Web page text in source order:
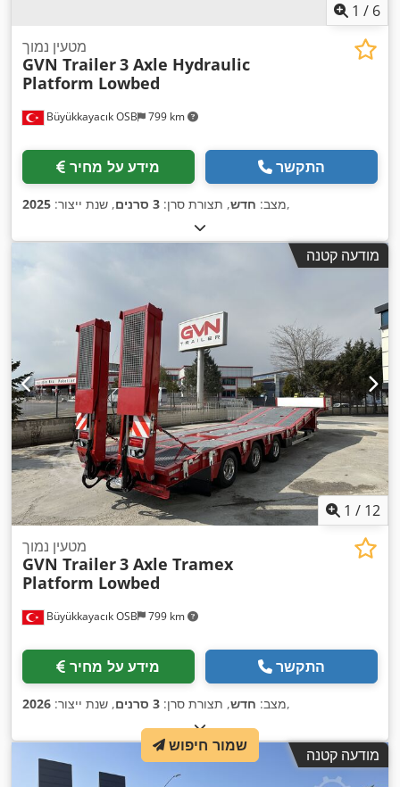
1 / 6
Büyükkayacık OSB 799 km
מטעין נמוך
GVN Trailer3 Axle Hydraulic
Platform Lowbed
מידע על מחיר התקשר
מצב: חדש, תצורת סרן: 3 סרנים , שנת ייצור: 2025 ,
מודעה קטנה
1 / 12
Büyükkayacık OSB 799 km
מטעין נמוך
GVN Trailer3 Axle Tramex
Platform Lowbed
מידע על מחיר התקשר
מצב: חדש, תצורת סרן: 3 סרנים , שנת ייצור: 2026 ,
מודעה קטנה שמור חיפוש